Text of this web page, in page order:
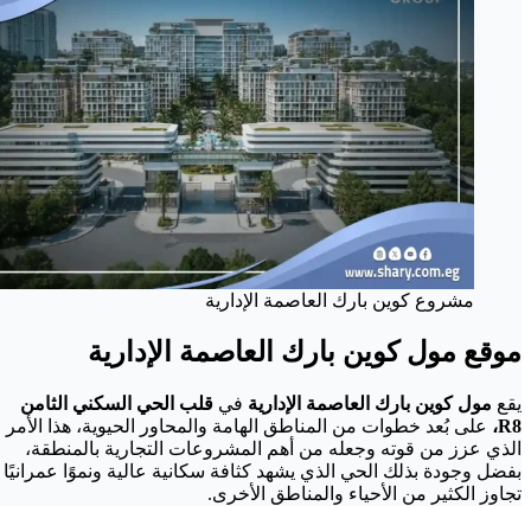
مشروع كوين بارك العاصمة الإدارية
موقع مول كوين بارك العاصمة الإدارية
يقعمول كوين بارك العاصمة الإداريةفي قلب الحي السكني الثامن
R8، على بُعد خطوات من المناطق الهامة والمحاور الحيوية، هذا الأمر
الذي عزز من قوته وجعله من أهم المشروعات التجارية بالمنطقة،
بفضل وجودة بذلك الحي الذي يشهد كثافة سكانية عالية ونموًا عمرانيًا
تجاوز الكثير من الأحياء والمناطق الأخرى.